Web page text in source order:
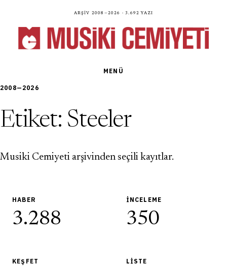
Arşiv 2008—2026 · 3.692 yazı
MENÜ
2008—2026
Etiket: Steeler
Musiki Cemiyeti arşivinden seçili kayıtlar.
HABER
3.288
İNCELEME
350
KEŞFET LISTE